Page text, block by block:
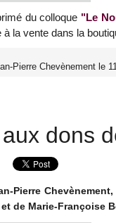
du colloque "Le
à la vente dans la
Pierre Chevènement le
dons
Pierre
de Marie-Françoise